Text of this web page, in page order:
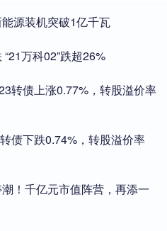
源装机突破1亿千瓦
万科02”跌超26%
转债上涨0.77%，转股溢价率
债下跌0.74%，转股溢价率
！千亿元市值阵营，再添一